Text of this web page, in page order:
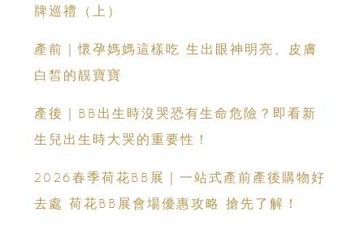
牌巡禮（上）
產前｜懷孕媽媽這樣吃 生出眼神明亮、皮膚
白皙的靚寶寶
產後｜BB出生時沒哭恐有生命危險？即看新
生兒出生時大哭的重要性！
2026春季荷花BB展｜一站式產前產後購物好
去處 荷花BB展會場優惠攻略 搶先了解！